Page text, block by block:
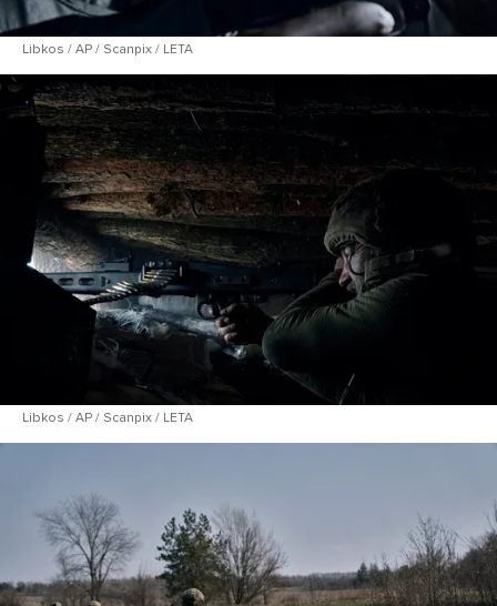
Libkos / AP / Scanpix / LETA
Libkos / AP / Scanpix / LETA